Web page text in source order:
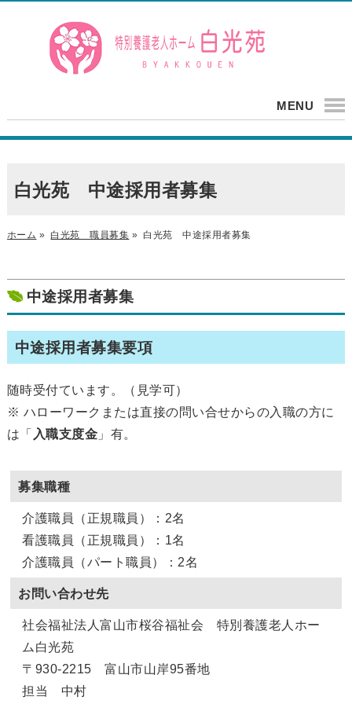
MENU
白光苑 中途採用者募集
ホーム » 白光苑 職員募集 » 白光苑 中途採用者募集
中途採用者募集
中途採用者募集要項
随時受付ています。（見学可）
※ ハローワークまたは直接の問い合せからの入職の方に
は「 入職支度金 」有。
募集職種
介護職員（正規職員）：2名
看護職員（正規職員）：1名
介護職員（パート職員）：2名
お問い合わせ先
社会福祉法人富山市桜谷福祉会 特別養護老人ホー
ム白光苑
〒930-2215 富山市山岸95番地
担当 中村